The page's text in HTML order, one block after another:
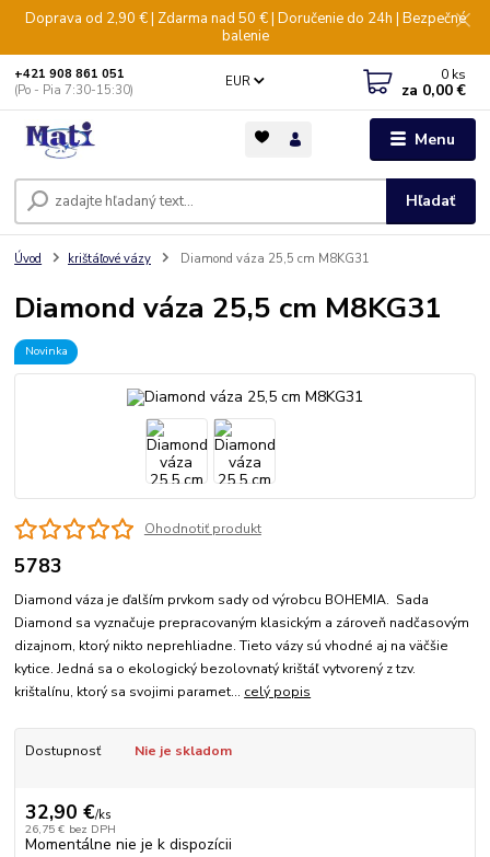
Doprava od 2,90 € | Zdarma nad 50 € | Doručenie do 24h | Bezpečné
balenie
Menu
EUR
Hľadať
+421 908 861 051
(Po - Pia 7:30-15:30)
0 ks
za 0,00 €
Úvod krištáľové vázy Diamond váza 25,5 cm M8KG31
Diamond váza 25,5 cm M8KG31
Novinka
Ohodnotiť produkt
5783
Diamond váza je ďalším prvkom sady od výrobcu BOHEMIA. Sada
Diamond sa vyznačuje prepracovaným klasickým a zároveň nadčasovým
dizajnom, ktorý nikto neprehliadne. Tieto vázy sú vhodné aj na väčšie
kytice. Jedná sa o ekologický bezolovnatý krištáľ vytvorený z tzv.
krištalínu, ktorý sa svojimi paramet... celý popis
Dostupnosť Nie je skladom
32,90 €/ks
26,75 € bez DPH
Momentálne nie je k dispozícii